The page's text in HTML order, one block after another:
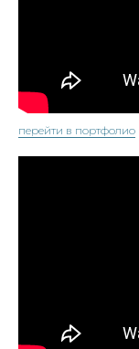
перейти в портфолио